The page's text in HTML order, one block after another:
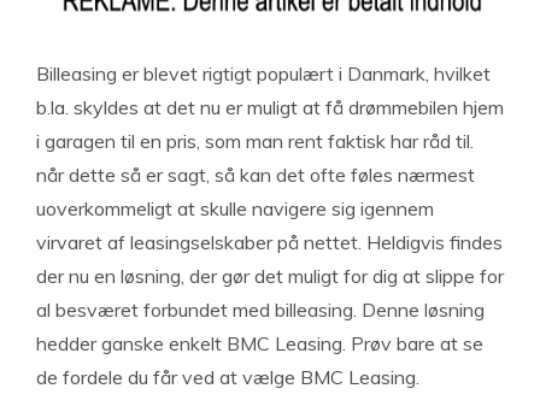
Billeasing er blevet rigtigt populært i Danmark, hvilket
b.la. skyldes at det nu er muligt at få drømmebilen hjem
i garagen til en pris, som man rent faktisk har råd til.
når dette så er sagt, så kan det ofte føles nærmest
uoverkommeligt at skulle navigere sig igennem
virvaret af leasingselskaber på nettet. Heldigvis findes
der nu en løsning, der gør det muligt for dig at slippe for
al besværet forbundet med billeasing. Denne løsning
hedder ganske enkelt BMC Leasing. Prøv bare at se
de fordele du får ved at vælge BMC Leasing.